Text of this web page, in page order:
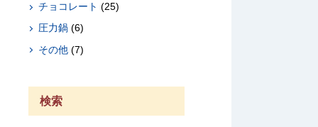
チョコレート (25)
圧力鍋 (6)
その他 (7)
検索